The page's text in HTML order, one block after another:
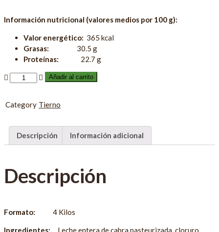
Información nutricional (valores medios por 100 g):
Valor energético: 365 kcal
Grasas:
30.5 g
Proteínas: 22.7 g
Añadir al carrito
Category Tierno
Descripción Información adicional
Descripción
Formato: 4 Kilos
Ingredientes: Leche entera de cabra pasteurizada, cloruro